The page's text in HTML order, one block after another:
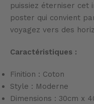
puissiez éterniser cet
poster qui convient
voyagez vers des
Caractéristiques :
Finition : Coton
Style : Moderne
Dimensions : 30cm x